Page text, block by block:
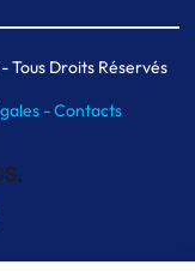
Droits Réservés
-Contacts